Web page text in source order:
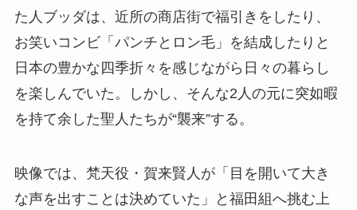
た人ブッダは、近所の商店街で福引きをしたり、
お笑いコンビ「パンチとロン毛」を結成したりと
日本の豊かな四季折々を感じながら日々の暮らし
を楽しんでいた。しかし、そんな2人の元に突如暇
を持て余した聖人たちが“襲来”する。
映像では、梵天役・賀来賢人が「目を開いて大き
な声を出すことは決めていた」と福田組へ挑む上